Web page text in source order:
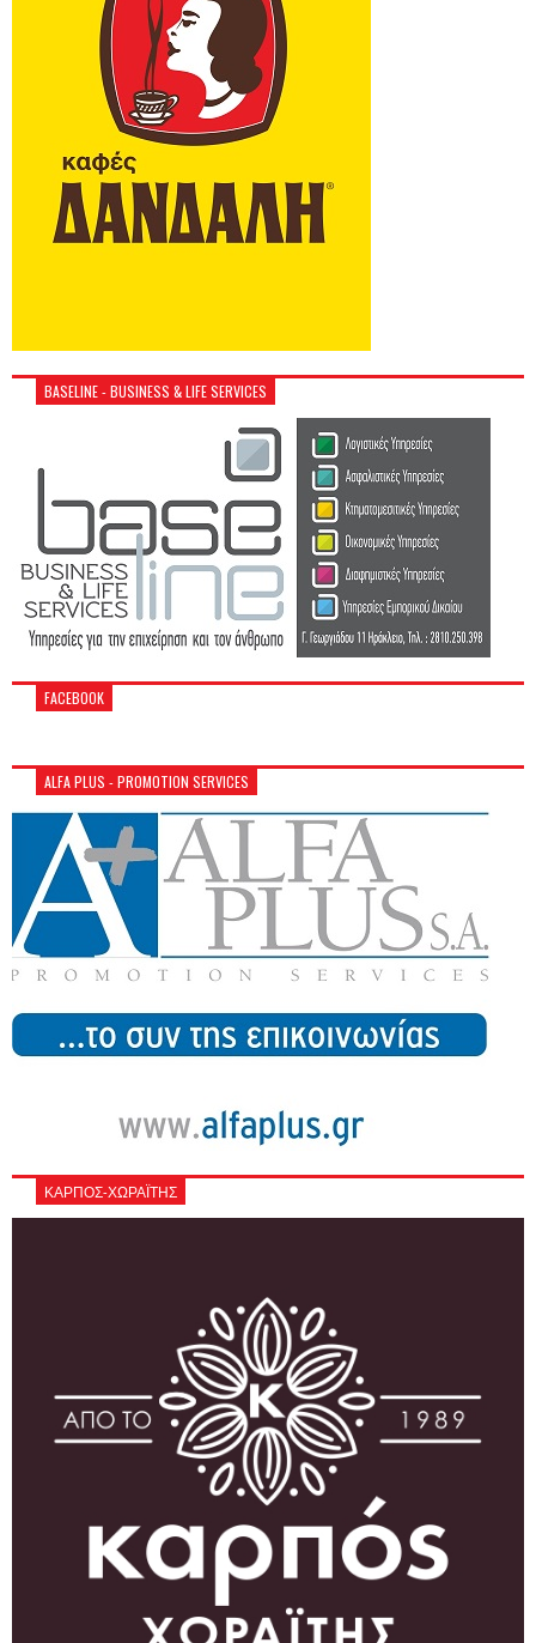
BASELINE - BUSINESS & LIFE SERVICES
FACEBOOK
ALFA PLUS - PROMOTION SERVICES
ΚΑΡΠΟΣ-ΧΩΡΑΪΤΗΣ